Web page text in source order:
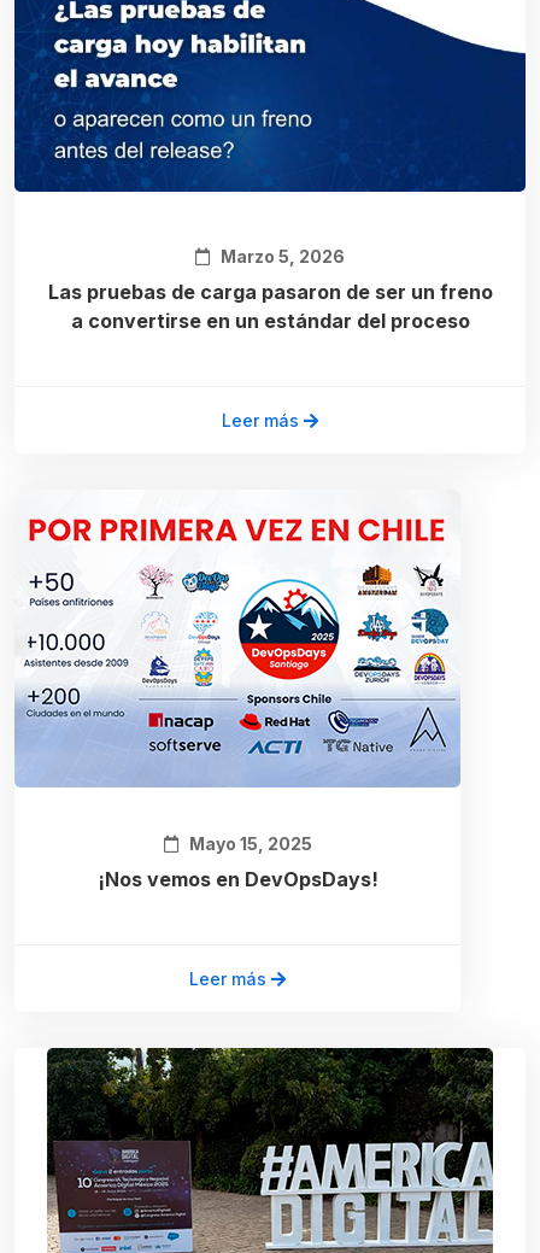
Marzo 5, 2026
Las pruebas de carga pasaron de ser un freno
a convertirse en un estándar del proceso
Leer más
Mayo 15, 2025
¡Nos vemos en DevOpsDays!
Leer más